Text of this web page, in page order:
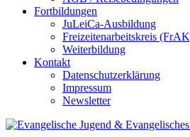
Fortbildungen
JuLeiCa-Ausbildung
Freizeitenarbeitskreis
Weiterbildung
Kontakt
Datenschutzerklärung
Impressum
Newsletter